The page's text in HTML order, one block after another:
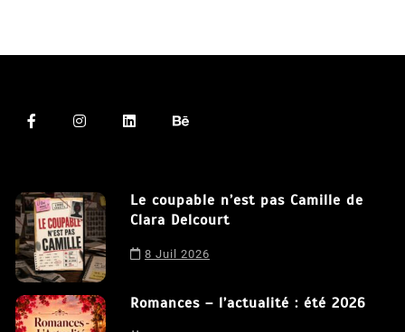
Le coupable n’est pas Camille de
Clara Delcourt
8 Juil 2026
Romances – l’actualité : été 2026